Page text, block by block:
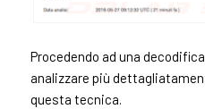
Procedendo ad una
analizzare più
questa tecnica.